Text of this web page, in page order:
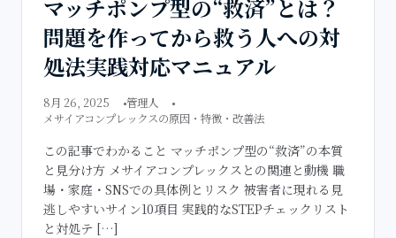
マッチポンプ型の“救済”とは？
問題を作ってから救う人への対
処法実践対応マニュアル
8月 26, 2025
管理人
メサイアコンプレックスの原因・特徴・改善法
この記事でわかること マッチポンプ型の“救済”の本質
と見分け方 メサイアコンプレックスとの関連と動機 職
場・家庭・SNSでの具体例とリスク 被害者に現れる見
逃しやすいサイン10項目 実践的なSTEPチェックリスト
と対処テ […]